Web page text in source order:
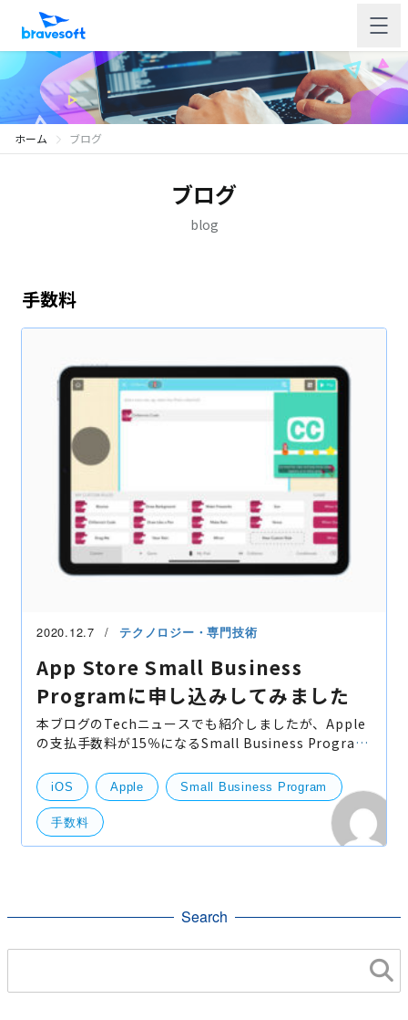
ホーム ブログ
ブログ
blog
手数料
2020.12.7 テクノロジー・専門技術
App Store Small Business
Programに申し込みしてみました
本ブログのTechニュースでも紹介しましたが、Apple
の支払手数料が15％になるSmall Business Program
してみました。 作業自体はさくっと終わりますので、
条件に
iOS Apple Small Business Program
手数料
Search